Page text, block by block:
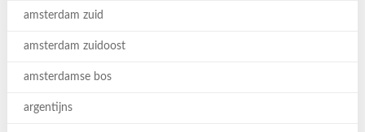
amsterdam zuid
amsterdam zuidoost
amsterdamse bos
argentijns